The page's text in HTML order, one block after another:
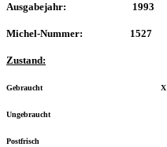
Ausgabejahr: 1993
Michel-Nummer: 1527
Zustand:
Gebraucht X
Ungebraucht
Postfrisch